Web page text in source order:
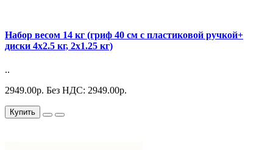
Набор весом 14 кг (гриф 40 см с пластиковой ручкой+
диски 4х2.5 кг, 2х1.25 кг)
..
2949.00р. Без НДС: 2949.00р.
Купить